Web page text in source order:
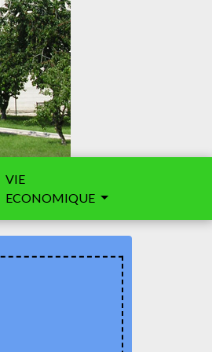
VIE
ECONOMIQUE